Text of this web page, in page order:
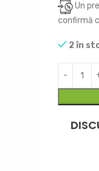
Un
confirmă
2 în